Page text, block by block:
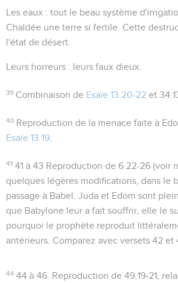
Les eaux : tout le beau système
Chaldée une terre si fertile. Cette
l'état de désert.
Leurs horreurs : leurs faux dieux.
39 Combinaison de Esaïe 13.20-22 et
40 Reproduction de la menace faite à
Esaïe 13.19
41 41 à 43 Reproduction de 6.22-26 (voir
quelques légères modifications, dans le
passage à Babel. Juda et Edom sont
que Babylone leur a fait souffrir, elle le
pourquoi le prophète reproduit
antérieurs. Comparez avec versets 42 et
44 44 à 46 . Reproduction de49.19-21 ,